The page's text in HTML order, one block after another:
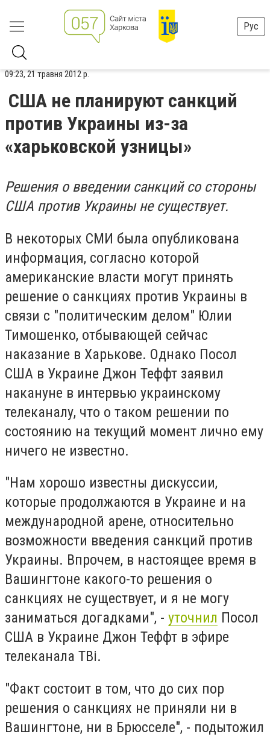
Рус
09:23, 21 травня 2012 р.
США не планируют санкций
против Украины из-за
«харьковской узницы»
Решения о введении санкций со стороны
США против Украины не существует.
В некоторых СМИ была опубликована
информация, согласно которой
американские власти могут принять
решение о санкциях против Украины в
связи с "политическим делом" Юлии
Тимошенко, отбывающей сейчас
наказание в Харькове. Однако Посол
США в Украине Джон Теффт заявил
накануне в интервью украинскому
телеканалу, что о таком решении по
состоянию на текущий момент лично ему
ничего не известно.
"Нам хорошо известны дискуссии,
которые продолжаются в Украине и на
международной арене, относительно
возможности введения санкций против
Украины. Впрочем, в настоящее время в
Вашингтоне какого-то решения о
санкциях не существует, и я не могу
заниматься догадками", - уточнил Посол
США в Украине Джон Теффт в эфире
телеканала ТВi.
"Факт состоит в том, что до сих пор
решения о санкциях не приняли ни в
Вашингтоне, ни в Брюсселе", - подытожил